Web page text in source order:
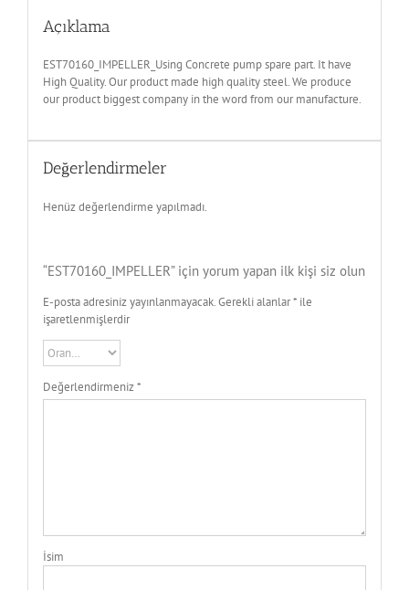
Açıklama
EST70160_IMPELLER_Using Concrete pump spare part. It have
High Quality. Our product made high quality steel. We produce
our product biggest company in the word from our manufacture.
Değerlendirmeler
Henüz değerlendirme yapılmadı.
“EST70160_IMPELLER” için yorum yapan ilk kişi siz olun
E-posta adresiniz yayınlanmayacak. Gerekli alanlar*ile
işaretlenmişlerdir
Değerlendirmeniz*
İsim